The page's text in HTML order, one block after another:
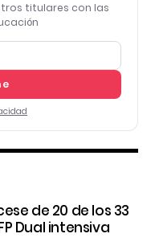
titulares con las
de 20 de los 33
Dual intensiva